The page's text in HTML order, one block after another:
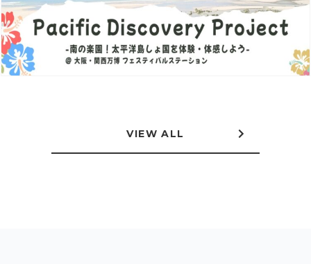
VIEW ALL